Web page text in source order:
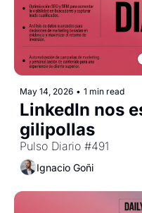
May 14, 2026 • 1 min read
LinkedIn nos
gilipollas
Pulso Diario #491
Ignacio Goñi